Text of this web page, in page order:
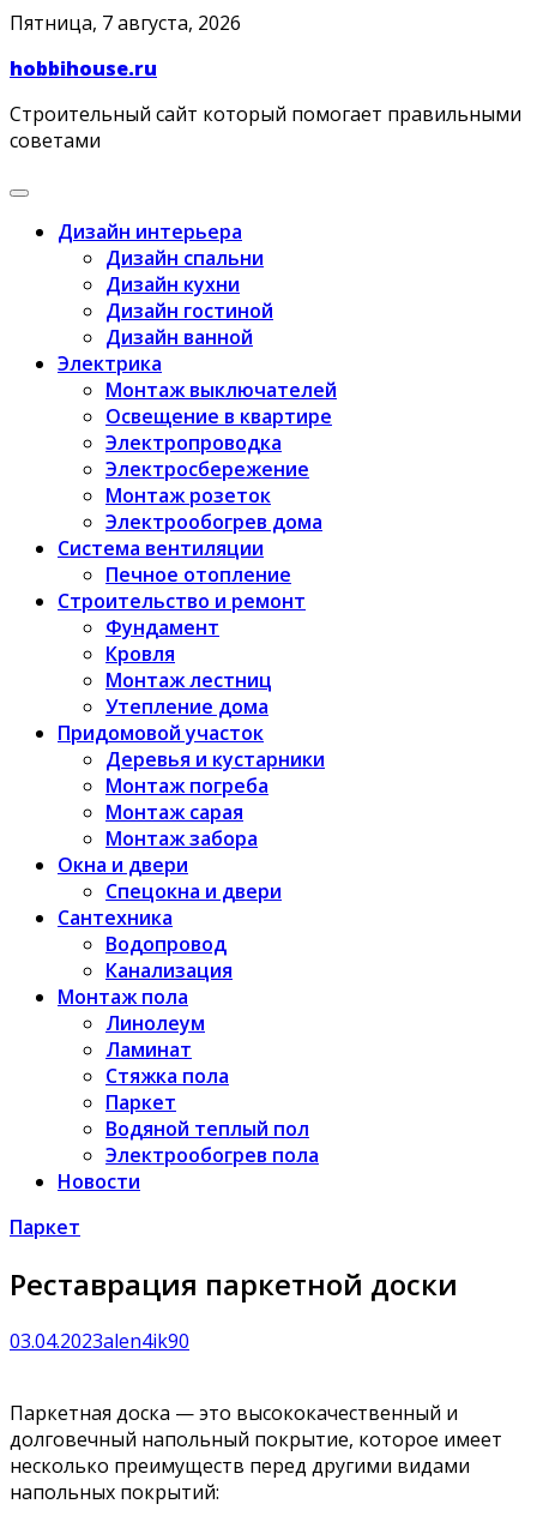
Skip
content
Пятница, 7 августа, 2026
hobbihouse.ru
Строительный сайт который помогает правильными
советами
Дизайн интерьера
Дизайн спальни
Дизайн кухни
Дизайн гостиной
Дизайн ванной
Электрика
Монтаж выключателей
Освещение в квартире
Электропроводка
Электросбережение
Монтаж розеток
Электрообогрев дома
Система вентиляции
Печное отопление
Строительство и ремонт
Фундамент
Кровля
Монтаж лестниц
Утепление дома
Придомовой участок
Деревья и кустарники
Монтаж погреба
Монтаж сарая
Монтаж забора
Окна и двери
Спецокна и двери
Сантехника
Водопровод
Канализация
Монтаж пола
Линолеум
Ламинат
Стяжка пола
Паркет
Водяной теплый пол
Электрообогрев пола
Новости
Паркет
Реставрация паркетной доски
03.04.2023alen4ik90
Паркетная доска — это высококачественный и
долговечный напольный покрытие, которое имеет
несколько преимуществ перед другими видами
напольных покрытий: